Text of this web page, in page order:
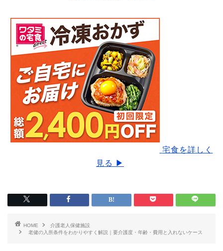
宅食を詳しく
見る ▶
HOME
介護老人保健施設
老健の入所条件をわかりやすく解説｜要介護度・年齢・費用と入れないケース